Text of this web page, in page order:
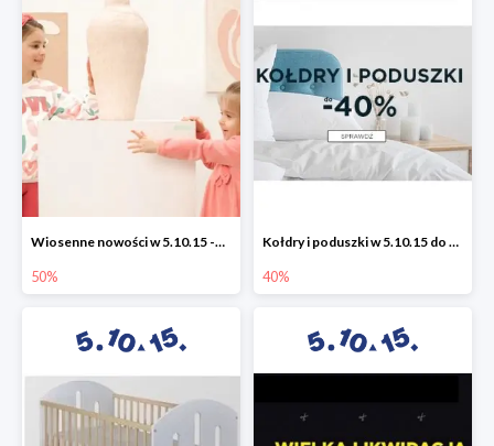
Wiosenne nowości w 5.10.15 -50%
50%
Kołdry i poduszki w 5.10.15 do -40%
40%